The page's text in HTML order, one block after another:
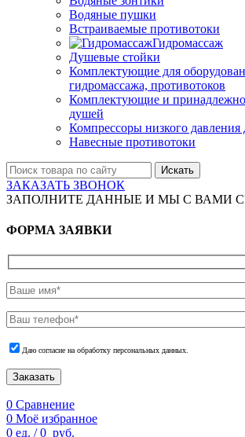
Водяные пушки
Встраиваемые противотоки
Гидромассаж
Душевые стойки
Комплектующие для
гидромассажа, противотоков
Комплектующие и
душей
Компрессоры низкого давления
Навесные противотоки
Искать
ЗАКАЗАТЬ ЗВОНОК
ЗАПОЛНИТЕ ДАННЫЕ И МЫ С ВАМИ
ФОРМА ЗАЯВКИ
Даю согласие на обработку персональных данных.
Заказать
0 Сравнение
0 Моё избранное
0 ед. / 0 руб.